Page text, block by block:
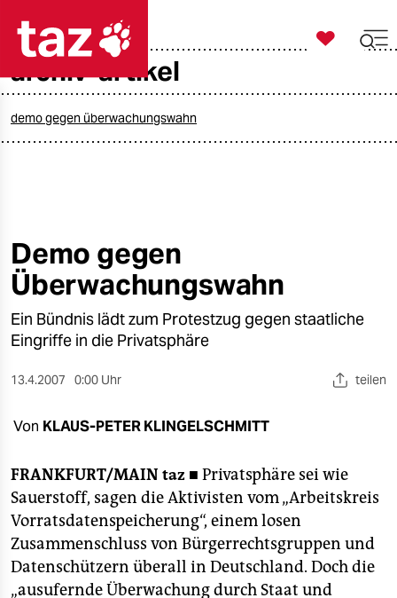
taz zahl ich
öko
gesellschaft
kultur
nord
wahrheit
verlag
verlag
veranstaltungen

taz zahl ich
archiv-artikel
demo gegen überwachungswahn
Demo gegen
Überwachungswahn
Ein Bündnis lädt zum Protestzug gegen staatliche
Eingriffe in die Privatsphäre
13.4.2007 0:00 Uhr teilen
Von KLAUS-PETER KLINGELSCHMITT
FRANKFURT/MAIN taz ■ Privatsphäre sei wie
Sauerstoff, sagen die Aktivisten vom „Arbeitskreis
Vorratsdatenspeicherung“, einem losen
Zusammenschluss von Bürgerrechtsgruppen und
Datenschützern überall in Deutschland. Doch die
„ausufernde Überwachung durch Staat und